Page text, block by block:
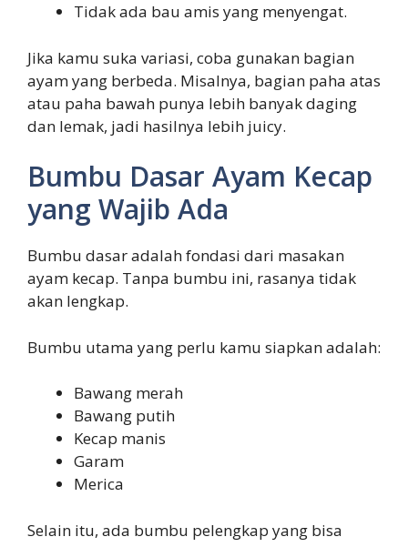
Tidak ada bau amis yang menyengat.
Jika kamu suka variasi, coba gunakan bagian
ayam yang berbeda. Misalnya, bagian paha atas
atau paha bawah punya lebih banyak daging
dan lemak, jadi hasilnya lebih juicy.
Bumbu Dasar Ayam Kecap
yang Wajib Ada
Bumbu dasar adalah fondasi dari masakan
ayam kecap. Tanpa bumbu ini, rasanya tidak
akan lengkap.
Bumbu utama yang perlu kamu siapkan adalah:
Bawang merah
Bawang putih
Kecap manis
Garam
Merica
Selain itu, ada bumbu pelengkap yang bisa